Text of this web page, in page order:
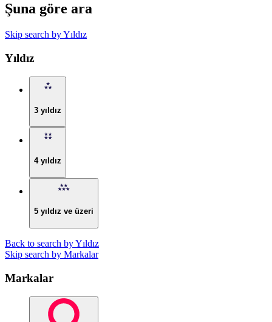
Şuna göre ara
Skip search by Yıldız
Yıldız
3 yıldız
4 yıldız
5 yıldız ve üzeri
Back to search by Yıldız
Skip search by Markalar
Markalar